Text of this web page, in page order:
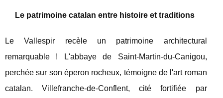
Le patrimoine catalan entre histoire et traditions
Le Vallespir recèle un patrimoine architectural
remarquable ! L'abbaye de Saint-Martin-du-Canigou,
perchée sur son éperon rocheux, témoigne de l'art roman
catalan. Villefranche-de-Conflent, cité fortifiée par